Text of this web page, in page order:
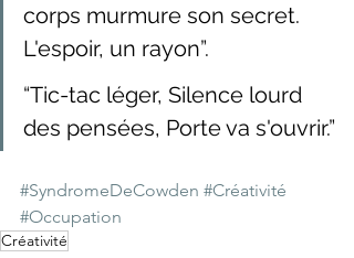
corps murmure son secret.
L'espoir, un rayon”.
“Tic-tac léger, Silence lourd
des pensées, Porte va s'ouvrir.”
#SyndromeDeCowden #Créativité
#Occupation
Créativité